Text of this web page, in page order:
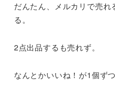
だんたん、メルカリで売
る。
2点出品するも売れず。
なんとかいいね！が1個ずつ